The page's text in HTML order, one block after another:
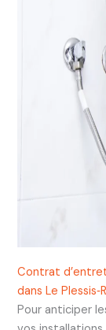
Contrat
dans Le
Pour anticiper